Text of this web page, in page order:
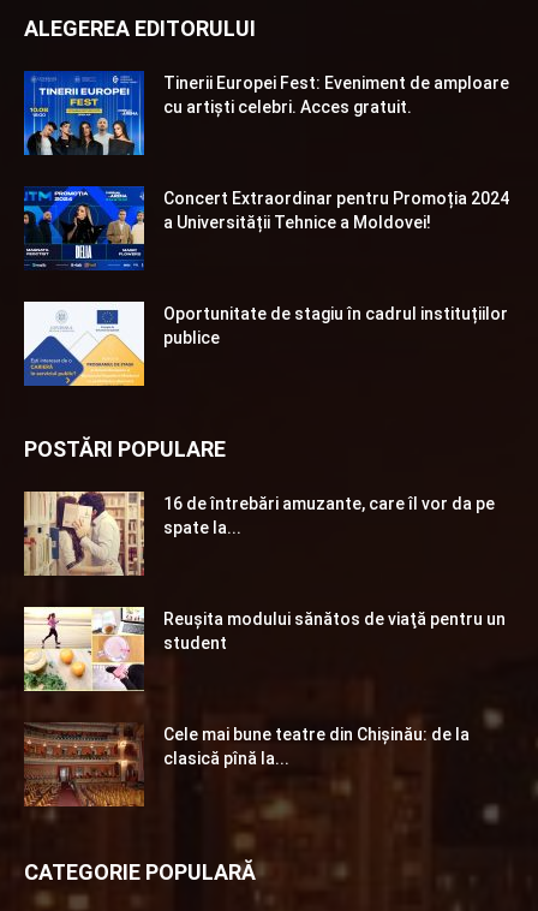
ALEGEREA EDITORULUI
Tinerii Europei Fest: Eveniment de amploare
cu artiști celebri. Acces gratuit.
Concert Extraordinar pentru Promoția 2024
a Universității Tehnice a Moldovei!
Oportunitate de stagiu în cadrul instituțiilor
publice
POSTĂRI POPULARE
16 de întrebări amuzante, care îl vor da pe
spate la...
Reuşita modului sănătos de viaţă pentru un
student
Cele mai bune teatre din Chişinău: de la
clasică pînă la...
CATEGORIE POPULARĂ